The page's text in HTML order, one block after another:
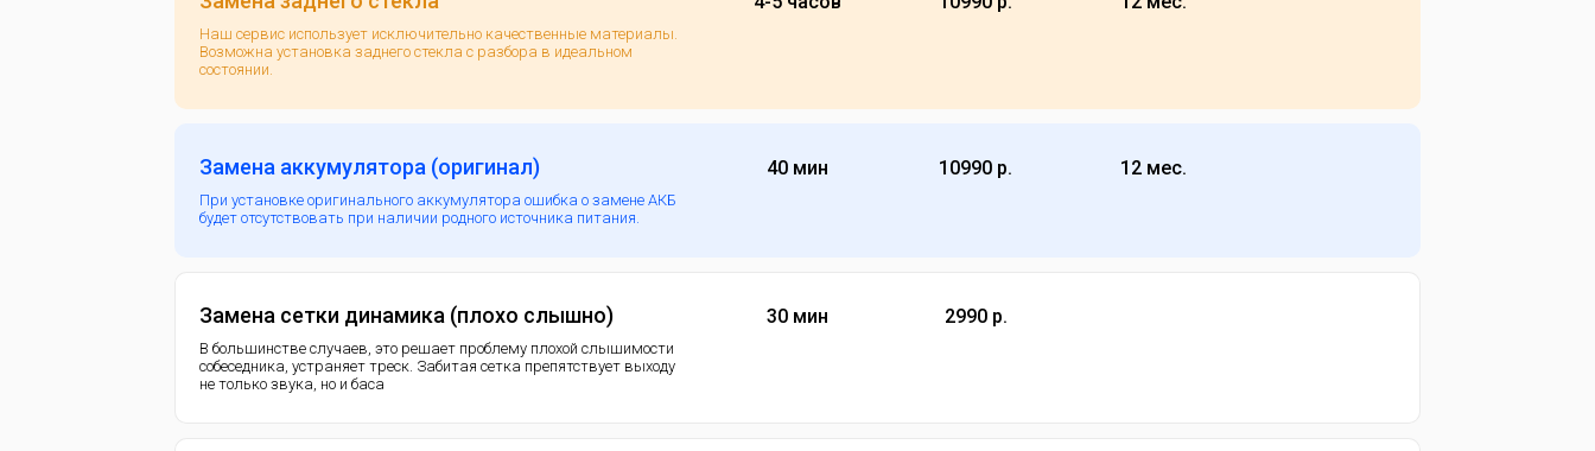
Наш сервис использует исключительно качественные материалы.
Возможна установка заднего стекла с разбора в идеальном
состоянии.
Замена аккумулятора (оригинал)
При установке оригинального аккумулятора ошибка о замене АКБ
будет отсутствовать при наличии родного источника питания.
40 мин 10990 р. 12 мес.
Замена сетки динамика (плохо слышно)
В большинстве случаев, это решает проблему плохой слышимости
собеседника, устраняет треск. Забитая сетка препятствует выходу
не только звука, но и баса
30 мин 2990 р.